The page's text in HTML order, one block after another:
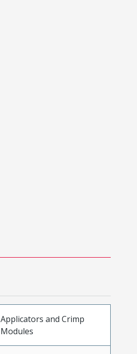
Applicators and Crimp
Modules